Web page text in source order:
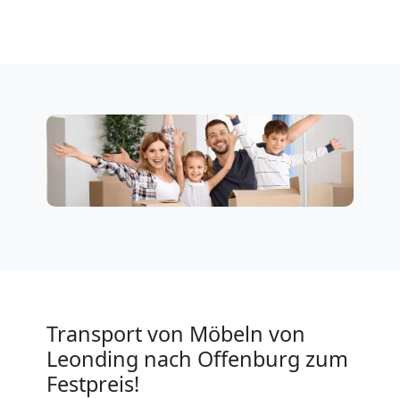
Transport von Möbeln von
Leonding nach Offenburg zum
Festpreis!
Leonding
Firmenumzug
Leonding